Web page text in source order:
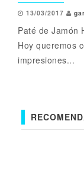
13/03/2017
Paté de Jamón
Hoy queremos
impresiones...